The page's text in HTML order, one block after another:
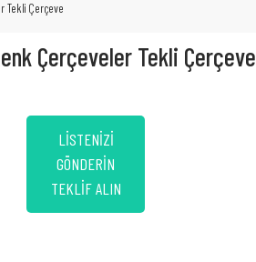
Tekli Çerçeve
Çerçeveler Tekli Çerçeve
LİSTENİZİ
GÖNDERİN
TEKLİF ALIN